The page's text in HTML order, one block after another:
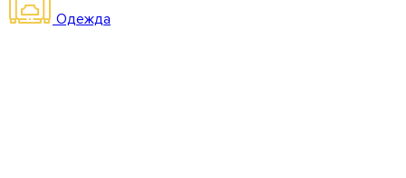
Одежда